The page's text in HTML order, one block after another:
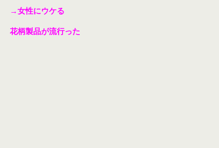
→女性にウケる
花柄製品が流行った